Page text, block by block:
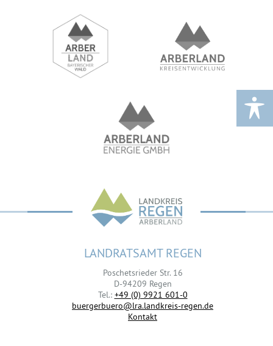
LANDRATSAMT REGEN
Poschetsrieder Str. 16
D-94209 Regen
Tel.: +49 (0) 9921 601-0
buergerbuero@lra.landkreis-regen.de
Kontakt